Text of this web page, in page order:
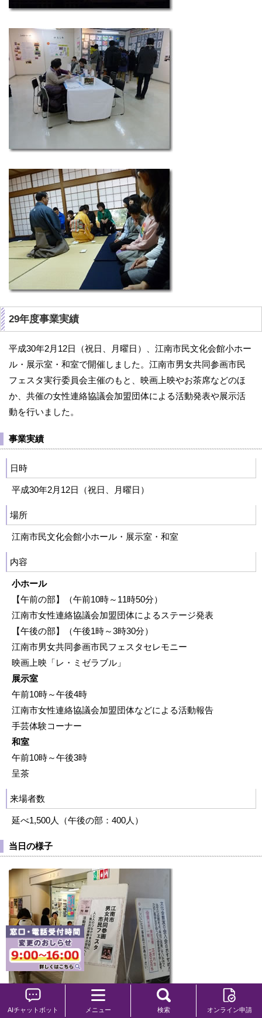
29年度事業実績
平成30年2月12日（祝日、月曜日）、江南市民文化会館小ホー
ル・展示室・和室で開催しました。江南市男女共同参画市民
フェスタ実行委員会主催のもと、映画上映やお茶席などのほ
か、共催の女性連絡協議会加盟団体による活動発表や展示活
動を行いました。
事業実績
日時
平成30年2月12日（祝日、月曜日）
場所
江南市民文化会館小ホール・展示室・和室
内容
小ホール
【午前の部】（午前10時～11時50分）
江南市女性連絡協議会加盟団体によるステージ発表
【午後の部】（午後1時～3時30分）
江南市男女共同参画市民フェスタセレモニー
映画上映「レ・ミゼラブル」
展示室
午前10時～午後4時
江南市女性連絡協議会加盟団体などによる活動報告
手芸体験コーナー
和室
午前10時～午後3時
呈茶
来場者数
延べ1,500人（午後の部：400人）
当日の様子
AIチャットボット メニュー 検索 オンライン申請